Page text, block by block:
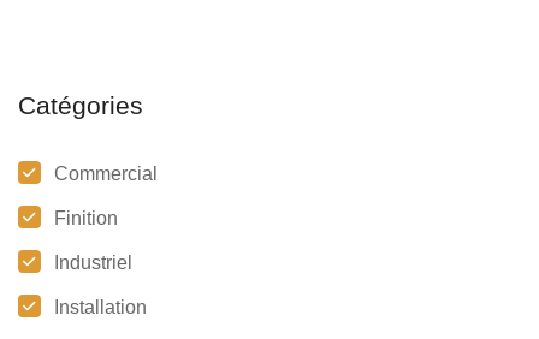
Catégories
Commercial
Finition
Industriel
Installation